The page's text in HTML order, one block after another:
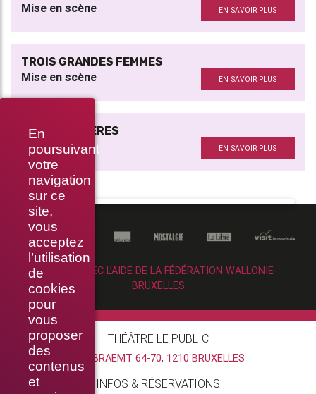
En
poursuivant
votre
navigation
sur ce
site,
vous
acceptez
l’utilisation
de
cookies
pour
vous
proposer
des
contenus
et
Mise en scène EN SAVOIR PLUS
TROIS GRANDES FEMMES
Mise en scène EN SAVOIR PLUS
LES PÂTISSIÈRES
Avec EN SAVOIR PLUS
RÉALISÉ AVEC L’AIDE DE LA FÉDÉRATION WALLONIE-
BRUXELLES
THÉÂTRE LE PUBLIC
RUE BRAEMT 64-70, 1210 BRUXELLES
INFOS & RÉSERVATIONS